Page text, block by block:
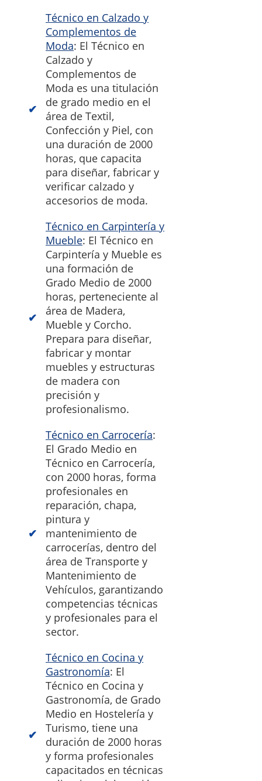
Técnico en Calzado y
Complementos de
Moda: El Técnico en
Calzado y
Complementos de
Moda es una titulación
de grado medio en el
área de Textil,
Confección y Piel, con
una duración de 2000
horas, que capacita
para diseñar, fabricar y
verificar calzado y
accesorios de moda.
Técnico en Carpintería y
Mueble: El Técnico en
Carpintería y Mueble es
una formación de
Grado Medio de 2000
horas, perteneciente al
área de Madera,
Mueble y Corcho.
Prepara para diseñar,
fabricar y montar
muebles y estructuras
de madera con
precisión y
profesionalismo.
Técnico en Carrocería:
El Grado Medio en
Técnico en Carrocería,
con 2000 horas, forma
profesionales en
reparación, chapa,
pintura y
mantenimiento de
carrocerías, dentro del
área de Transporte y
Mantenimiento de
Vehículos, garantizando
competencias técnicas
y profesionales para el
sector.
Técnico en Cocina y
Gastronomía: El
Técnico en Cocina y
Gastronomía, de Grado
Medio en Hostelería y
Turismo, tiene una
duración de 2000 horas
y forma profesionales
capacitados en técnicas